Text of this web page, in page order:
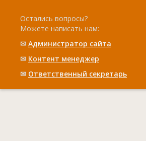
Остались вопросы?
Можете написать нам:
✉ Администратор сайта
✉ Контент менеджер
✉ Ответственный cекретарь